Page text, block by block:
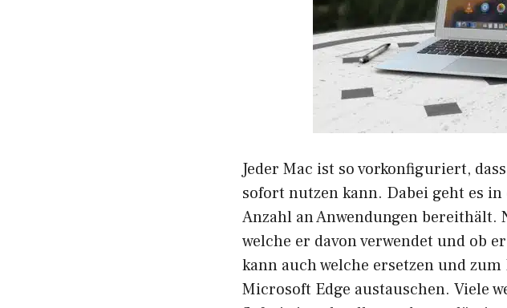
Jeder Mac ist so vorkonfiguriert,
sofort nutzen kann. Dabei geht es
Anzahl an Anwendungen
welche er davon verwendet und ob
kann auch welche ersetzen und
Microsoft Edge austauschen. Viele